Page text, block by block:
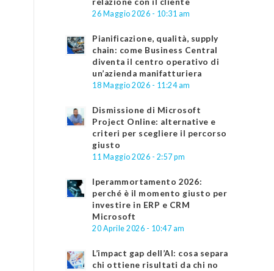
26 Maggio 2026 - 10:31 am
Pianificazione, qualità, supply
chain: come Business Central
diventa il centro operativo di
un’azienda manifatturiera
18 Maggio 2026 - 11:24 am
Dismissione di Microsoft
Project Online: alternative e
criteri per scegliere il percorso
giusto
11 Maggio 2026 - 2:57 pm
Iperammortamento 2026:
perché è il momento giusto per
investire in ERP e CRM
Microsoft
20 Aprile 2026 - 10:47 am
L’impact gap dell’AI: cosa separa
chi ottiene risultati da chi no